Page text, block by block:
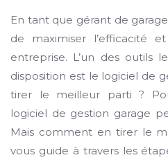
En tant que gérant de
de maximiser l’efficacité
entreprise. L’un des outils
disposition est le logiciel de
tirer le meilleur parti ?
logiciel de gestion garage
Mais comment en tirer le
vous guide à travers les